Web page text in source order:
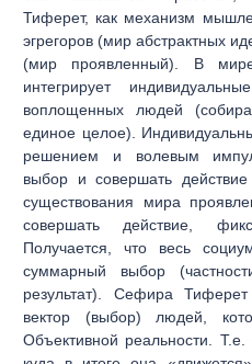
Тиферет, как механизм
эгрегоров (мир абстрактных
(мир проявленный). В
интегрирует
воплощенных людей
единое целое).
решением и волевым
выбор и совершать
существования мира
совершать действие,
Получается, что весь
суммарный выбор
результат). Сефира
вектор (выбор) людей,
Объективной реальности.